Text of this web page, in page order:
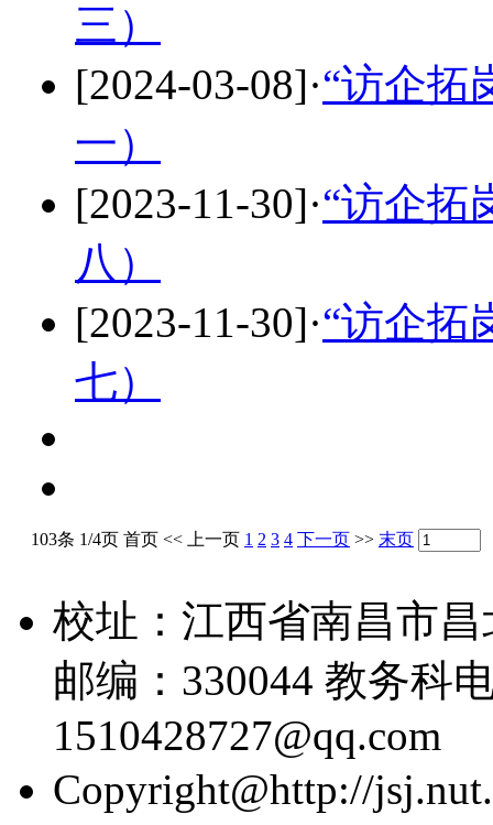
三）
[2024-03-08]·“访企拓
一）
[2023-11-30]·“访企拓
八）
[2023-11-30]·“访企拓
七）
103条 1/4页 首页 << 上一页 1 2 3 4 下一页 >> 末页
校址：江西省南昌市
邮编：330044 教务科
1510428727@qq.com
Copyright@http://